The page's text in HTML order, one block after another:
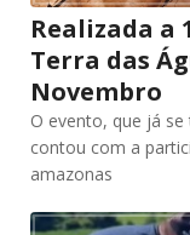
Realizada a
Terra das
Novembro
O evento, que já
contou com a
amazonas